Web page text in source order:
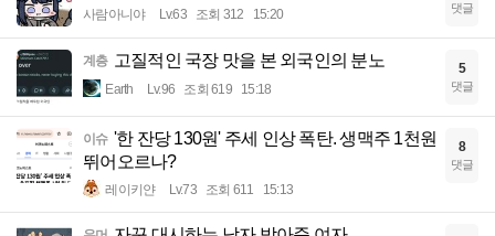
사람아니야 Lv.63 조회 312 15:20 댓글
계층 고질적인 국장 맛을 본 외국인의 분노
Earth Lv.96 조회 619 15:18
5
댓글
이슈 '한 잔당 130원' 주세 인상 폭탄. 생맥주 1천원
뛰어오르나?
레이키얀 Lv.73 조회 611 15:13
8
댓글